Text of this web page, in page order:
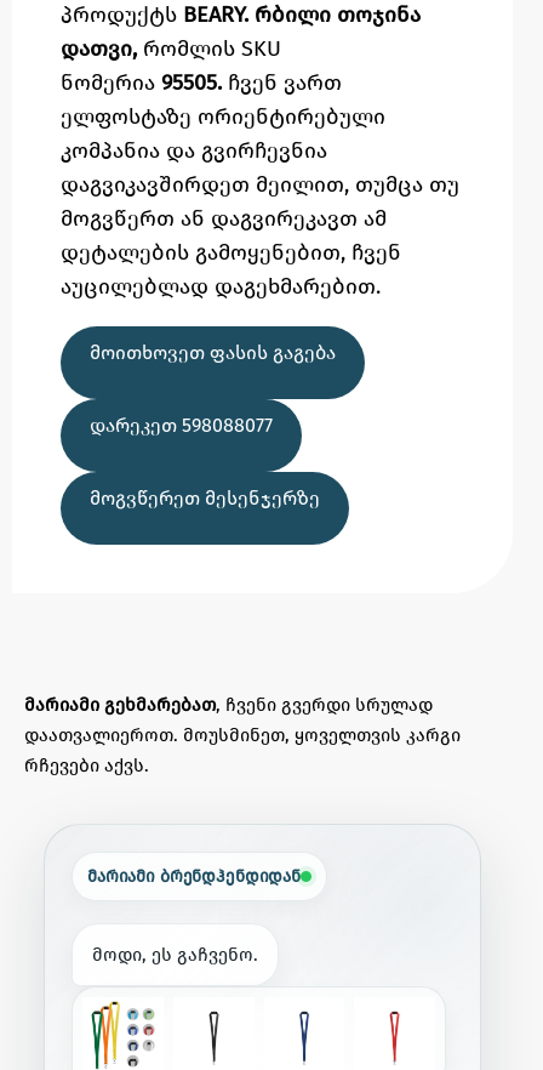
პროდუქტს BEARY. რბილი თოჯინა
დათვი, რომლის SKU
ნომერია 95505. ჩვენ ვართ
ელფოსტაზე ორიენტირებული
კომპანია და გვირჩევნია
დაგვიკავშირდეთ მეილით, თუმცა თუ
მოგვწერთ ან დაგვირეკავთ ამ
დეტალების გამოყენებით, ჩვენ
აუცილებლად დაგეხმარებით.
ᲛᲝᲘᲗᲮᲝᲕᲔᲗ ᲤᲐᲡᲘᲡ ᲒᲐᲒᲔᲑᲐ
ᲓᲐᲠᲔᲙᲔᲗ 598088077
ᲛᲝᲒᲕᲬᲔᲠᲔᲗ ᲛᲔᲡᲔᲜᲯᲔᲠᲖᲔ
მარიამი გეხმარებათ, ჩვენი გვერდი სრულად
დაათვალიეროთ. მოუსმინეთ, ყოველთვის კარგი
რჩევები აქვს.
მარიამი ბრენდჰენდიდან
მოდი, ეს გაჩვენო.